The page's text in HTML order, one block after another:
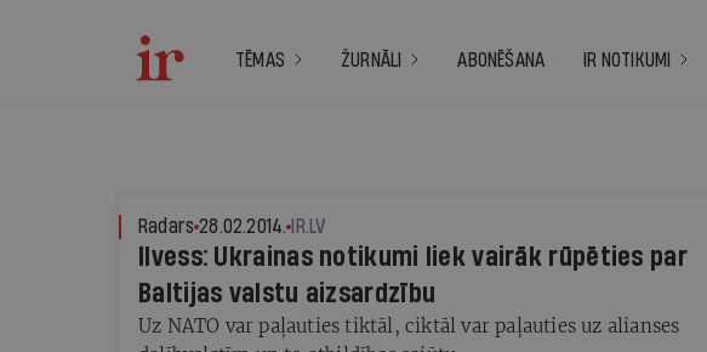
TĒMAS ŽURNĀLI ABONĒŠANA IR NOTIKUMI
Radars 28.02.2014. IR.LV
Ilvess: Ukrainas notikumi liek vairāk rūpēties par
Baltijas valstu aizsardzību
Uz NATO var paļauties tiktāl, ciktāl var paļauties uz alianses